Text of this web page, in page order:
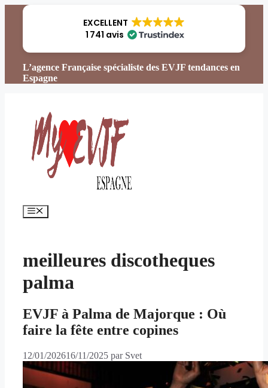
Aller
EXCELLENT
1 741 avis
L’agence Française spécialiste des EVJF tendances en
Espagne
Menu
meilleures discotheques
palma
EVJF à Palma de Majorque : Où
faire la fête entre copines
12/01/202616/11/2025 par Svet